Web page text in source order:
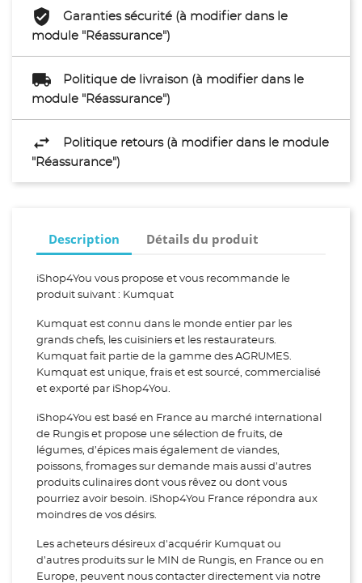
Garanties sécurité (à modifier dans le
module "Réassurance")
Politique de livraison (à modifier dans le
module "Réassurance")
Politique retours (à modifier dans le module
"Réassurance")
Description Détails du produit
iShop4You vous propose et vous recommande le
produit suivant : Kumquat
Kumquat est connu dans le monde entier par les
grands chefs, les cuisiniers et les restaurateurs.
Kumquat fait partie de la gamme des AGRUMES.
Kumquat est unique, frais et est sourcé, commercialisé
et exporté par iShop4You.
iShop4You est basé en France au marché international
de Rungis et propose une sélection de fruits, de
légumes, d’épices mais également de viandes,
poissons, fromages sur demande mais aussi d’autres
produits culinaires dont vous rêvez ou dont vous
pourriez avoir besoin. iShop4You France répondra aux
moindres de vos désirs.
Les acheteurs désireux d'acquérir Kumquat ou
d’autres produits sur le MIN de Rungis, en France ou en
Europe, peuvent nous contacter directement via notre